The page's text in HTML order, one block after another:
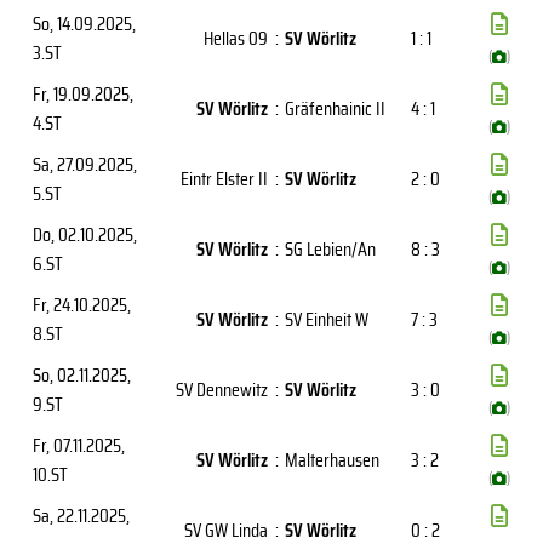
So, 14.09.2025,
3.ST
Hellas 09 : SV Wörlitz 1 : 1
( )
Fr, 19.09.2025,
4.ST
SV Wörlitz : Gräfenhainic II 4 : 1
( )
Sa, 27.09.2025,
5.ST
Eintr Elster II : SV Wörlitz 2 : 0
( )
Do, 02.10.2025,
6.ST
SV Wörlitz : SG Lebien/An 8 : 3
( )
Fr, 24.10.2025,
8.ST
SV Wörlitz : SV Einheit W 7 : 3
( )
So, 02.11.2025,
9.ST
SV Dennewitz : SV Wörlitz 3 : 0
( )
Fr, 07.11.2025,
10.ST
SV Wörlitz : Malterhausen 3 : 2
( )
Sa, 22.11.2025,
SV GW Linda : SV Wörlitz 0 : 2